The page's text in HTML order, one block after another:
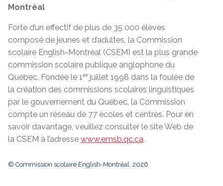
Montréal
Forte d’un effectif de plus de 35 000 élèves
composé de jeunes et d’adultes, la Commission
scolaire English-Montréal (CSEM) est la plus grande
commission scolaire publique anglophone du
Québec. Fondée le 1 er juillet 1998 dans la foulée de
la création des commissions scolaires linguistiques
par le gouvernement du Québec, la Commission
compte un réseau de 77 écoles et centres. Pour en
savoir davantage, veuillez consulter le site Web de
la CSEM à l’adresse www.emsb.qc.ca.
© Commission scolaire English-Montréal, 2026